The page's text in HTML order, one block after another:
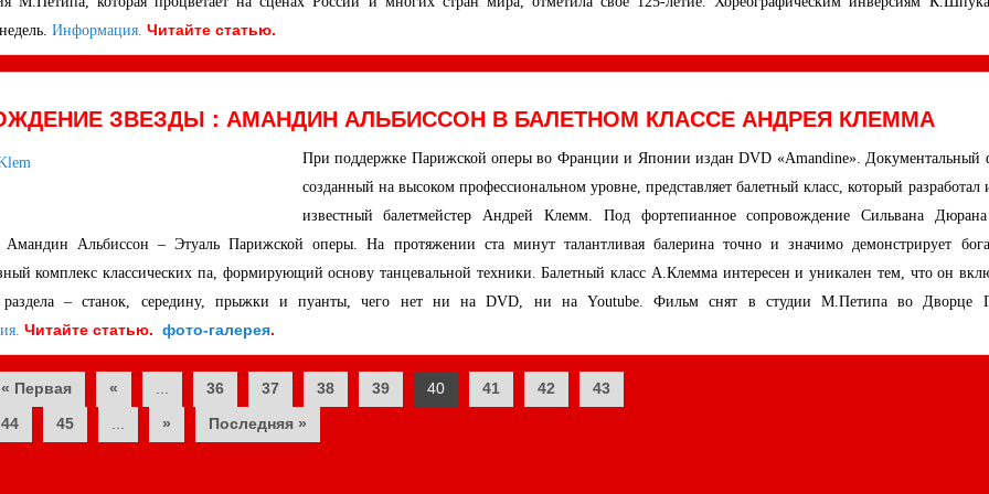
Информация. Читайте статью.
ЗВЕЗДЫ : АМАНДИН АЛЬБИССОН В БАЛЕТНОМ КЛАССЕ АНДРЕЯ КЛЕММА
При поддержке Парижской оперы во Франции и Японии издан DVD «Amandine». Документальный
созданный на высоком профессиональном уровне, представляет балетный класс, который разработал
известный балетмейстер Андрей Клемм. Под фортепианное сопровождение Сильвана Дюрана
Амандин Альбиссон – Этуаль Парижской оперы. На протяжении ста минут талантливая балерина точно и значимо демонстрирует
комплекс классических па, формирующий основу танцевальной техники. Балетный класс А.Клемма интересен и уникален тем, что он
раздела – станок, середину, прыжки и пуанты, чего нет ни на DVD, ни на Youtube. Фильм снят в студии М.Петипа во Дворце
Читайте статью. фото-галерея.
« Первая « 36 37 38 39 40 41 42
43
44
45 » Последняя »